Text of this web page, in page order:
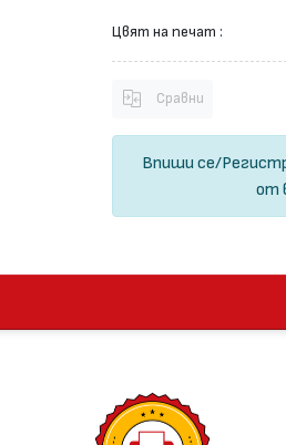
Цвят на печат :
Сравни
Впиши се/
от